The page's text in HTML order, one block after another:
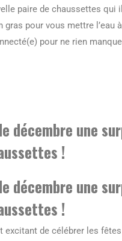
paire de chaussettes qui
pour vous mettre l’eau
pour ne rien
décembre une
!
décembre une
!
de célébrer les